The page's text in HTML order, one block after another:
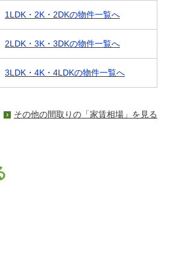
1LDK・2K・2DKの物件一覧へ
2LDK・3K・3DKの物件一覧へ
3LDK・4K・4LDKの物件一覧へ
その他の間取りの「家賃相場」を見る